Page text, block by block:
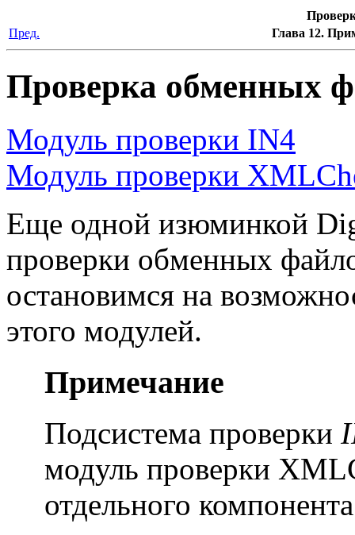
Пред.
Глава 12.
Проверка обменных
Модуль проверки IN4
Модуль проверки
Еще одной изюминкой
проверки обменных
остановимся на
этого модулей.
Примечание
Подсистема проверки
модуль проверки
отдельного